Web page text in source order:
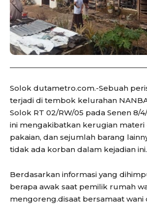
Solok dutametro.com.-Sebuah
terjadi di tembok kelurahan
Solok RT 02/RW/05 pada Senen 8/
ini mengakibatkan kerugian
pakaian, dan sejumlah barang
tidak ada korban dalam kejadian ini.
Berdasarkan informasi yang
berapa awak saat pemilik rumah
mengoreng.disaat bersamaat